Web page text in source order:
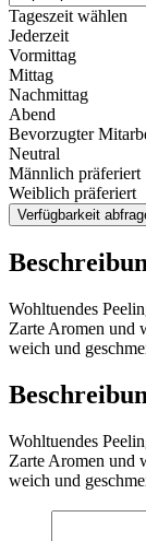
Tageszeit wählen
Jederzeit
Vormittag
Mittag
Nachmittag
Abend
Bevorzugter
Neutral
Männlich präferiert
Weiblich präferiert
Verfügbarkeit
Wohltuendes
Zarte Aromen und
weich und
Wohltuendes
Zarte Aromen und
weich und